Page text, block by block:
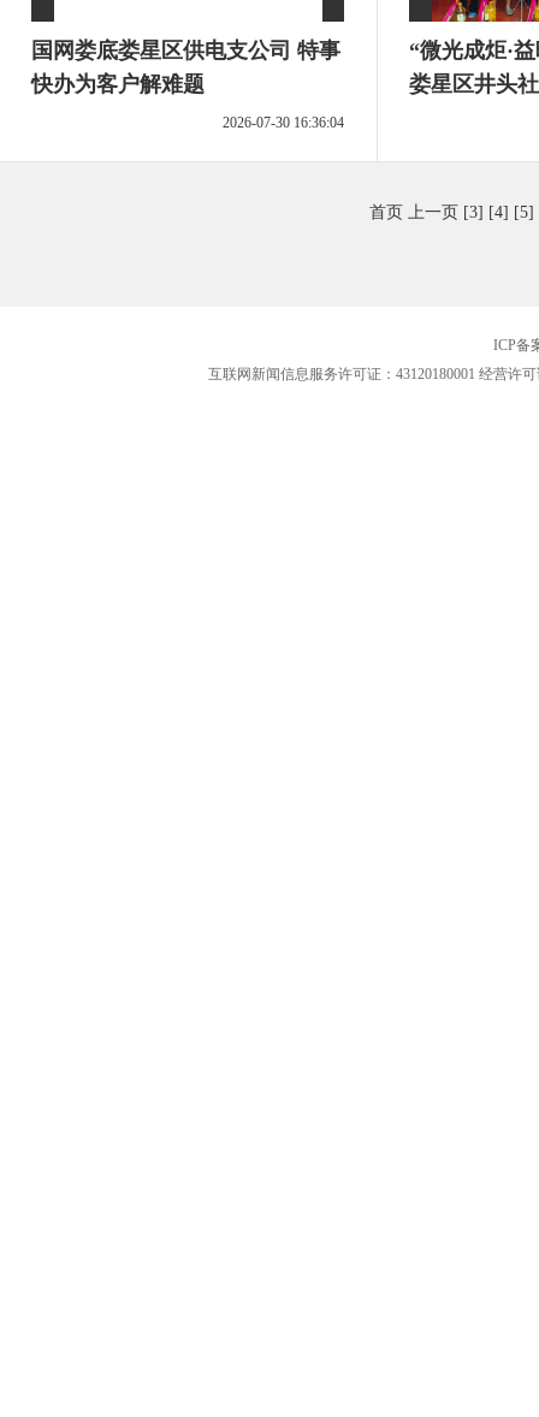
国网娄底娄星区供电支公司 特事
快办为客户解难题
2026-07-30 16:36:04
“微光成炬·
娄星区井头
首页 上一页 [3] [4] [5]
ICP备
互联网新闻信息服务许可证：43120180001 经营许可